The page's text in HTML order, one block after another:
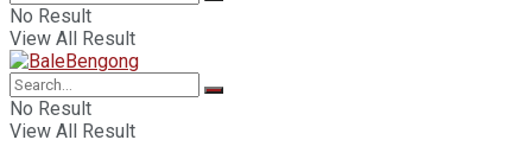
No Result
View All Result
No Result
View All Result